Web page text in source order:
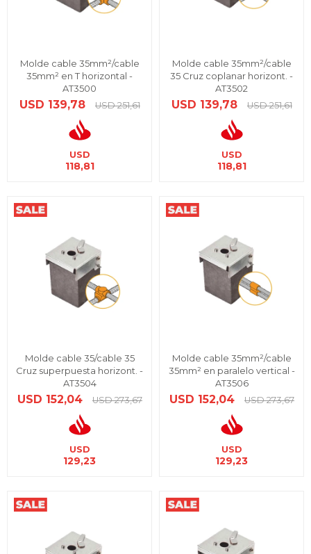
Molde cable 35mm²/cable
35mm² en T horizontal -
AT3500
USD 139,78 USD 251,61
USD
118,81
Molde cable 35mm²/cable
35 Cruz coplanar horizont. -
AT3502
USD 139,78 USD 251,61
USD
118,81
Molde cable 35/cable 35
Cruz superpuesta horizont. -
AT3504
USD 152,04 USD 273,67
USD
129,23
Molde cable 35mm²/cable
35mm² en paralelo vertical -
AT3506
USD 152,04 USD 273,67
USD
129,23